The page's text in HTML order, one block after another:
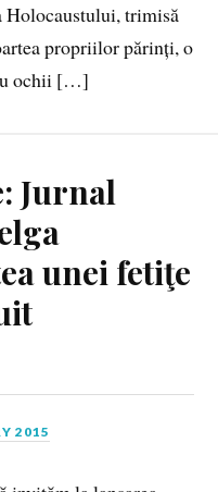
Holocaustului, trimisă
propriilor părinți, o
ochii […]
Jurnal
unei fetiţe
2015